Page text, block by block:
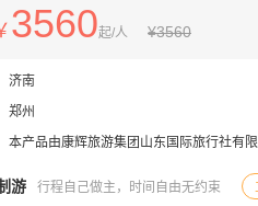
3560起/人 ¥3560
济南
郑州
本产品由康辉旅游集团山东国际旅行社有
游 行程自己做主，时间自由无约束